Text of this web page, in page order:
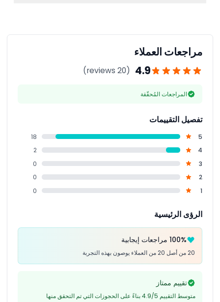
مراجعات العملاء
4.9
(20 reviews)
المراجعات المُحقّقة
تفصيل التقييمات
5
18
4
2
3
0
2
0
1
0
الرؤى الرئيسية
100% مراجعات إيجابية
20 من أصل 20 من العملاء يوصون بهذه التجربة
تقييم ممتاز
متوسط التقييم 4.9/5 بناءً على الحجوزات التي تم التحقق منها